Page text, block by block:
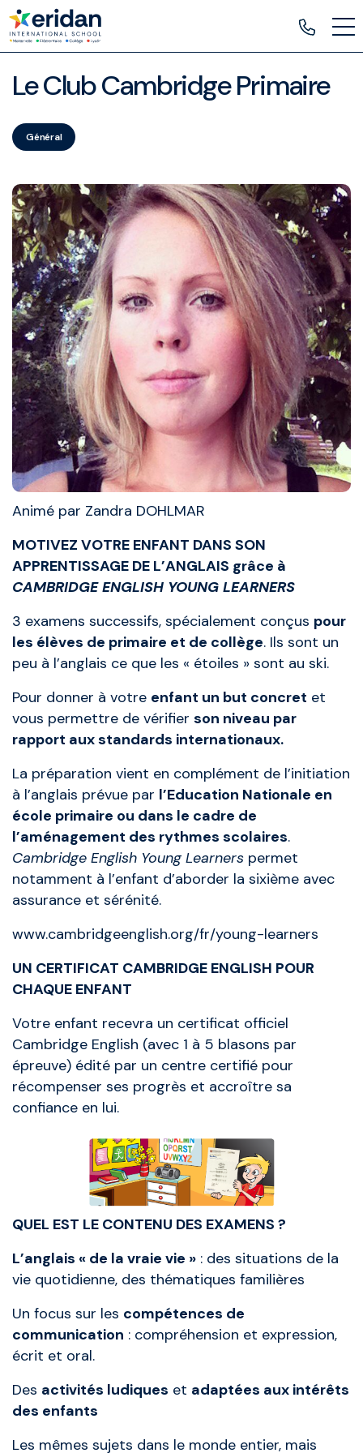
Le Club Cambridge Primaire
Général
Animé par Zandra DOHLMAR
MOTIVEZ VOTRE ENFANT DANS SON
APPRENTISSAGE DE L’ANGLAIS grâce à
CAMBRIDGE ENGLISH YOUNG LEARNERS
3 examens successifs, spécialement conçus pour
les élèves de primaire et de collège. Ils sont un
peu à l’anglais ce que les « étoiles » sont au ski.
Pour donner à votre enfant un but concret et
vous permettre de vérifier son niveau par
rapport aux standards internationaux.
La préparation vient en complément de l’initiation
à l’anglais prévue par l’Education Nationale en
école primaire ou dans le cadre de
l’aménagement des rythmes scolaires.
Cambridge English Young Learners permet
notamment à l’enfant d’aborder la sixième avec
assurance et sérénité.
www.cambridgeenglish.org/fr/young-learners
UN CERTIFICAT CAMBRIDGE ENGLISH POUR
CHAQUE ENFANT
Votre enfant recevra un certificat officiel
Cambridge English (avec 1 à 5 blasons par
épreuve) édité par un centre certifié pour
récompenser ses progrès et accroître sa
confiance en lui.
QUEL EST LE CONTENU DES EXAMENS ?
L’anglais « de la vraie vie » : des situations de la
vie quotidienne, des thématiques familières
Un focus sur les compétences de
communication : compréhension et expression,
écrit et oral.
Des activités ludiques et adaptées aux intérêts
des enfants
Les mêmes sujets dans le monde entier, mais